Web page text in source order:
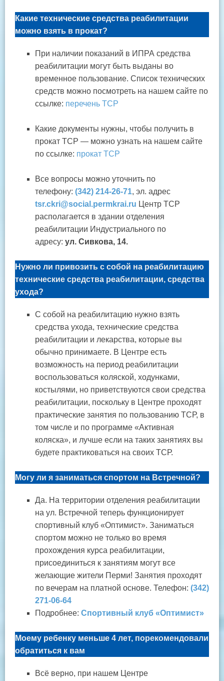
Какие технические средства реабилитации
можно взять в прокат?
При наличии показаний в ИПРА средства
реабилитации могут быть выданы во
временное пользование. Список технических
средств можно посмотреть на нашем сайте по
ссылке: перечень ТСР
Какие документы нужны, чтобы получить в
прокат ТСР — можно узнать на нашем сайте
по ссылке: прокат ТСР
Все вопросы можно уточнить по
телефону: (342) 214-26-71, эл. адрес
tsr.ckri@social.permkrai.ru Центр ТСР
располагается в здании отделения
реабилитации Индустриального по
адресу: ул. Сивкова, 14.
Нужно ли привозить с собой на реабилитацию
технические средства реабилитации, средства
ухода?
С собой на реабилитацию нужно взять
средства ухода, технические средства
реабилитации и лекарства, которые вы
обычно принимаете. В Центре есть
возможность на период реабилитации
воспользоваться коляской, ходунками,
костылями, но приветствуются свои средства
реабилитации, поскольку в Центре проходят
практические занятия по пользованию ТСР, в
том числе и по программе «Активная
коляска», и лучше если на таких занятиях вы
будете практиковаться на своих ТСР.
Могу ли я заниматься спортом на Встречной?
Да. На территории отделения реабилитации
на ул. Встречной теперь функционирует
спортивный клуб «Оптимист». Заниматься
спортом можно не только во время
прохождения курса реабилитации,
присоединиться к занятиям могут все
желающие жители Перми! Занятия проходят
по вечерам на платной основе. Телефон: (342)
271-06-64
Подробнее: Спортивный клуб «Оптимист»
Моему ребенку меньше 4 лет, порекомендовали
обратиться к вам
Всё верно, при нашем Центре